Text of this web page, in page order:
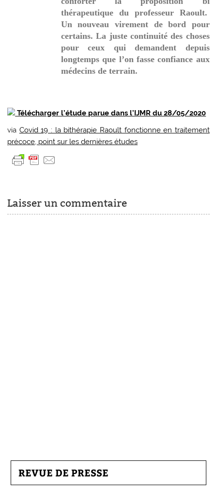
thérapeutique du professeur Raoult.
Un nouveau virement de bord pour
certains. La juste continuité des choses
pour ceux qui demandent depuis
longtemps que l’on fasse confiance aux
médecins de terrain.
Télécharger l’étude parue dans l’IJMR du 28/05/2020
via Covid 19 : la bithérapie Raoult fonctionne en traitement
précoce, point sur les dernières études
Laisser un commentaire
REVUE DE PRESSE